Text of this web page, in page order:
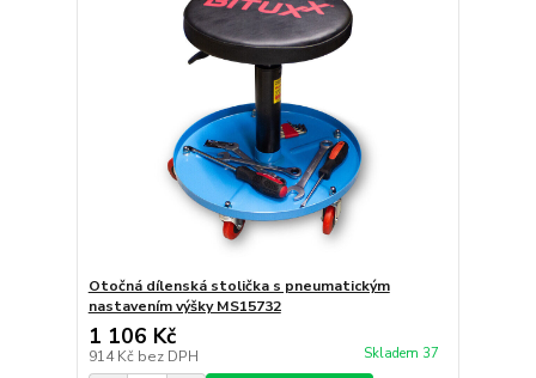
Otočná dílenská stolička s pneumatickým
nastavením výšky MS15732
1 106 Kč
914 Kč bez DPH Skladem 37